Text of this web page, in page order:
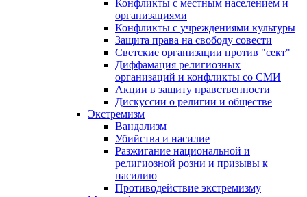
Конфликты с местным населением и
организациями
Конфликты с учреждениями культуры
Защита права на свободу совести
Светские организации против "сект"
Диффамация религиозных
организаций и конфликты со СМИ
Акции в защиту нравственности
Дискуссии о религии и обществе
Экстремизм
Вандализм
Убийства и насилие
Разжигание национальной и
религиозной розни и призывы к
насилию
Противодействие экстремизму